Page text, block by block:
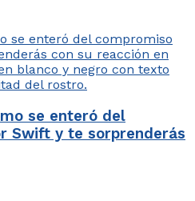
se enteró del
Swift y te sorprenderás